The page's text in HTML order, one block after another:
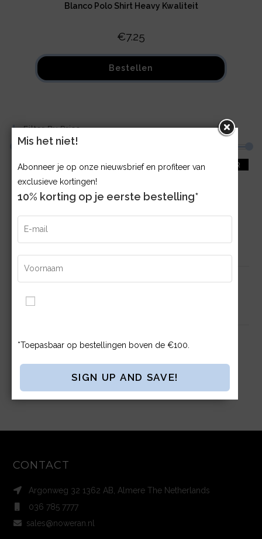
Blanco Polo Shirt Heavy Kwaliteit
€7.25
Bestellen
Filter By Price
FILTER
PRICE:€0—€10
Top Rated Products
CONTACT
Argonweg 32 1362 AB, Almere The Netherlands
036 785 7777
Mis het niet!
Abonneer je op onze nieuwsbrief en profiteer van
exclusieve kortingen!
10% korting op je eerste bestelling*
*Toepasbaar op bestellingen boven de €100.